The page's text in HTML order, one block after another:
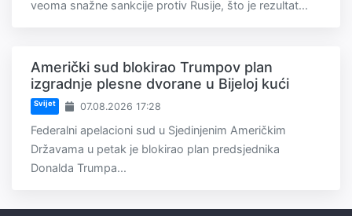
veoma snažne sankcije protiv Rusije, što je rezultat...
Američki sud blokirao Trumpov plan
izgradnje plesne dvorane u Bijeloj kući
Svijet 07.08.2026 17:28
Federalni apelacioni sud u Sjedinjenim Američkim
Državama u petak je blokirao plan predsjednika
Donalda Trumpa...